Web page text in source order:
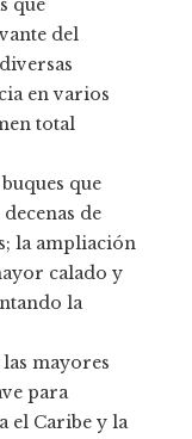
que
del
en varios
total
que
de
la ampliación
calado y
la
las mayores
para
el Caribe y la